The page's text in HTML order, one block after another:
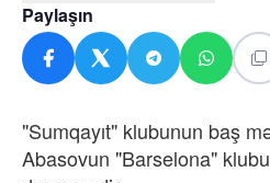
Paylaşın
"Sumqayıt" klubunun baş
Abasovun "Barselona"